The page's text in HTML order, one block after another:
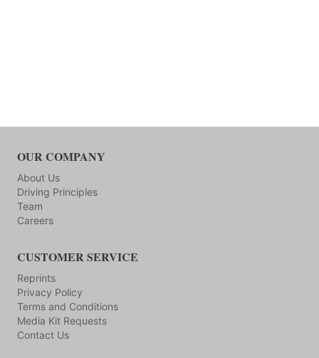
OUR COMPANY
About Us
Driving Principles
Team
Careers
CUSTOMER SERVICE
Reprints
Privacy Policy
Terms and Conditions
Media Kit Requests
Contact Us